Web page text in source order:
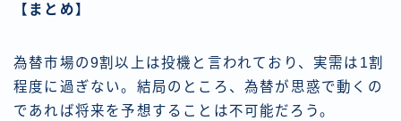
【まとめ】
為替市場の9割以上は投機と言われており、実需は1割
程度に過ぎない。結局のところ、為替が思惑で動くの
であれば将来を予想することは不可能だろう。